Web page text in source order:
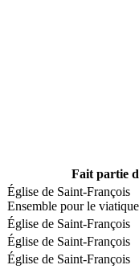
Fait partie
Église de Saint-François
Ensemble pour le viatique
Église de Saint-François
Église de Saint-François
Église de Saint-François